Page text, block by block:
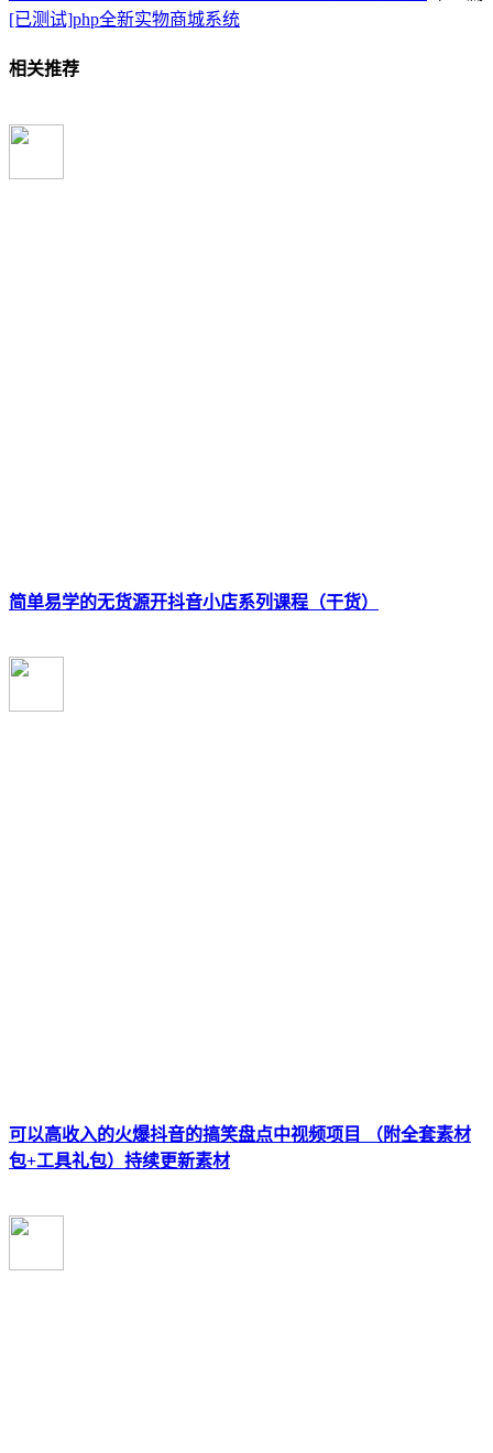
[已测试]php全新实物商城系统
相关推荐
简单易学的无货源开抖音小店系列课程（干货）
可以高收入的火爆抖音的搞笑盘点中视频项目 （附全套素材
包+工具礼包）持续更新素材